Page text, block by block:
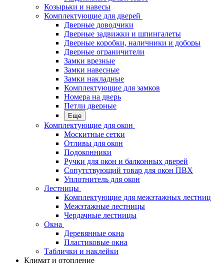
Козырьки и навесы
Комплектующие для дверей
Дверные доводчики
Дверные задвижки и шпингалеты
Дверные коробки, наличники и доборы
Дверные ограничители
Замки врезные
Замки навесные
Замки накладные
Комплектующие для замков
Номера на дверь
Петли дверные
Еще
Комплектующие для окон
Москитные сетки
Отливы для окон
Подоконники
Ручки для окон и балконных дверей
Сопутствующий товар для окон ПВХ
Уплотнитель для окон
Лестницы
Комплектующие для межэтажных лестниц
Межэтажные лестницы
Чердачные лестницы
Окна
Деревянные окна
Пластиковые окна
Таблички и наклейки
Климат и отопление